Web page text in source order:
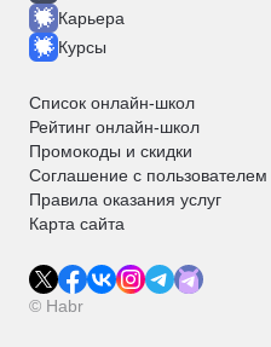
Карьера
Курсы
Список онлайн-школ
Рейтинг онлайн-школ
Промокоды и скидки
Соглашение с пользователем
Правила оказания услуг
Карта сайта
© Habr